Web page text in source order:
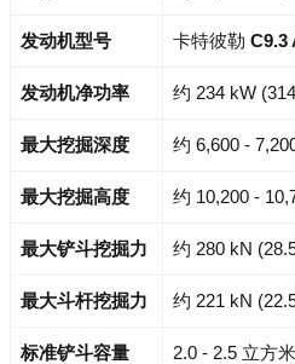
发动机型号 卡特彼勒 C9.3
发动机净功率 约 234 kW
最大挖掘深度 约 6,600 -
最大挖掘高度 约 10,200 -
最大铲斗挖掘力 约 280 kN
最大斗杆挖掘力 约 221 kN
标准铲斗容量 2.0 - 2.5 立方